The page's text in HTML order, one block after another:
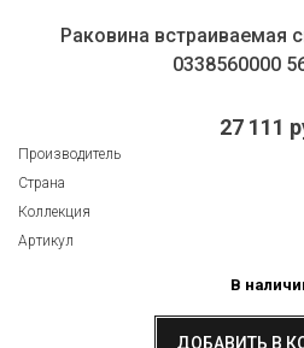
Раковина встраиваемая
0338560000
27 111
Производитель
Страна
Коллекция
Артикул
В
ДОБАВИТЬ В